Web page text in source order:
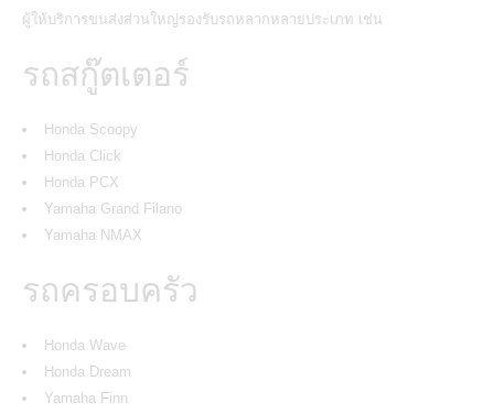
ผู้ให้บริการขนส่งส่วนใหญ่รองรับรถหลากหลายประเภท เช่น
รถสกู๊ตเตอร์
Honda Scoopy
Honda Click
Honda PCX
Yamaha Grand Filano
Yamaha NMAX
รถครอบครัว
Honda Wave
Honda Dream
Yamaha Finn